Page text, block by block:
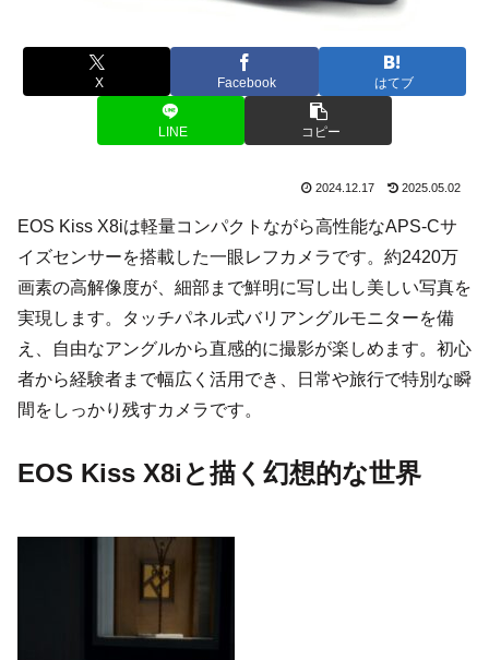
X Facebook はてブ
LINE コピー
2024.12.17 2025.05.02
EOS Kiss X8iは軽量コンパクトながら高性能なAPS-Cサ
イズセンサーを搭載した一眼レフカメラです。約2420万
画素の高解像度が、細部まで鮮明に写し出し美しい写真を
実現します。タッチパネル式バリアングルモニターを備
え、自由なアングルから直感的に撮影が楽しめます。初心
者から経験者まで幅広く活用でき、日常や旅行で特別な瞬
間をしっかり残すカメラです。
EOS Kiss X8iと描く幻想的な世界